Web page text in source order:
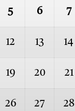
5 6 7
12 13 14
19 20 21
26 27 28